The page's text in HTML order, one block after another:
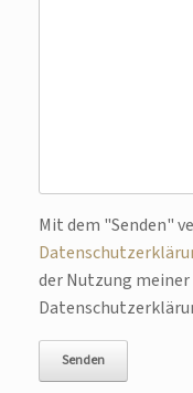
Bitte lasse dieses
Mit dem "Senden"
der Nutzung